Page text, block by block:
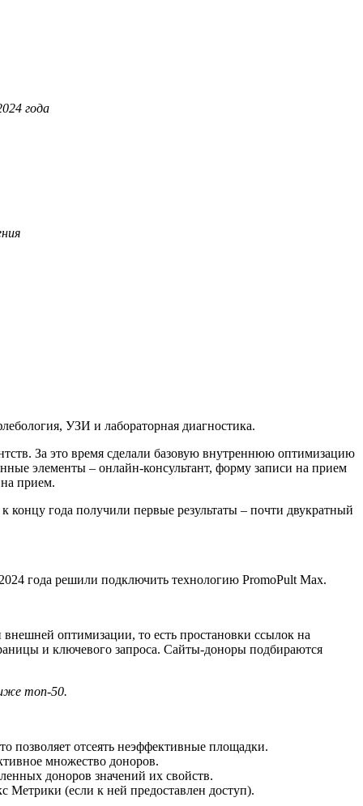
года
УЗИ и лабораторная диагностика.
За это время сделали базовую внутреннюю оптимизацию
элементы – онлайн-консультант, форму записи на прием
прием.
года получили первые результаты – почти двукратный
года решили подключить технологию PromoPult Max.
оптимизации, то есть простановки ссылок на
и ключевого запроса. Сайты-доноры подбираются
топ-50.
позволяет отсеять неэффективные площадки.
множество доноров.
доноров значений их свойств.
Метрики (если к ней предоставлен доступ).